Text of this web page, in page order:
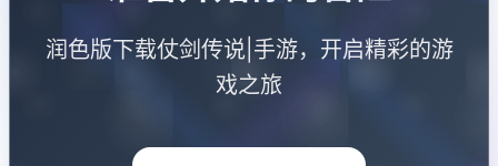
润色版下载仗剑传说|手游，开启精彩的游
戏之旅